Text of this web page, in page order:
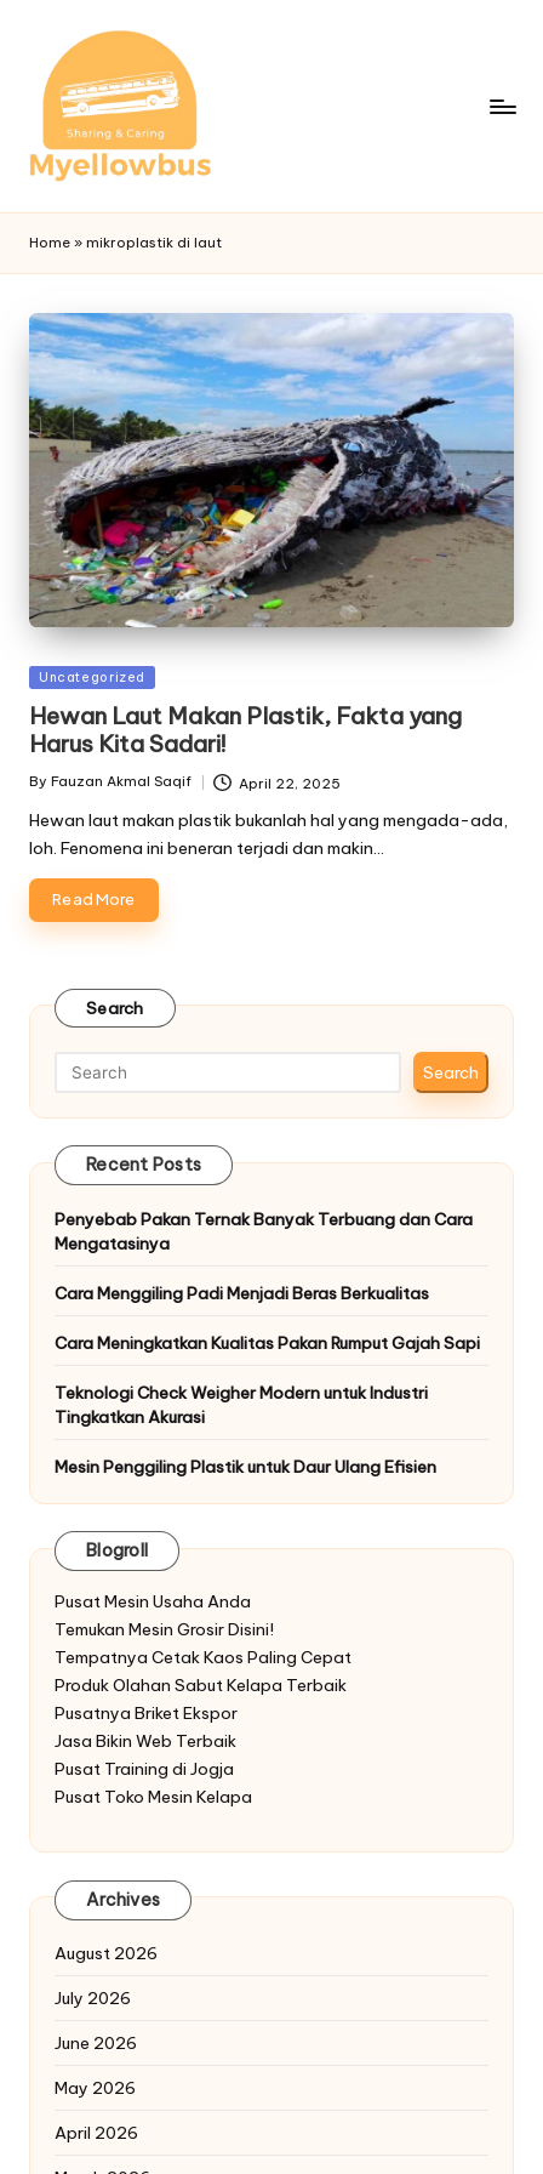
Home » mikroplastik di laut
Posted
Uncategorized
Hewan Laut Makan Plastik, Fakta yang
Harus Kita Sadari!
Posted
By Fauzan Akmal Saqif April 22, 2025
Hewan laut makan plastik bukanlah hal yang mengada-ada,
loh. Fenomena ini beneran terjadi dan makin…
Read More
Search
Search
Recent Posts
Penyebab Pakan Ternak Banyak Terbuang dan Cara
Mengatasinya
Cara Menggiling Padi Menjadi Beras Berkualitas
Cara Meningkatkan Kualitas Pakan Rumput Gajah Sapi
Teknologi Check Weigher Modern untuk Industri
Tingkatkan Akurasi
Mesin Penggiling Plastik untuk Daur Ulang Efisien
Blogroll
Pusat Mesin Usaha Anda
Temukan Mesin Grosir Disini!
Tempatnya Cetak Kaos Paling Cepat
Produk Olahan Sabut Kelapa Terbaik
Pusatnya Briket Ekspor
Jasa Bikin Web Terbaik
Pusat Training di Jogja
Pusat Toko Mesin Kelapa
Archives
August 2026
July 2026
June 2026
May 2026
April 2026